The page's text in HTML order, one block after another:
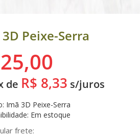
Peixe-Serra
25,00
de R$ 8,33 s/juros
Imã 3D Peixe-Serra
Em estoque
frete: